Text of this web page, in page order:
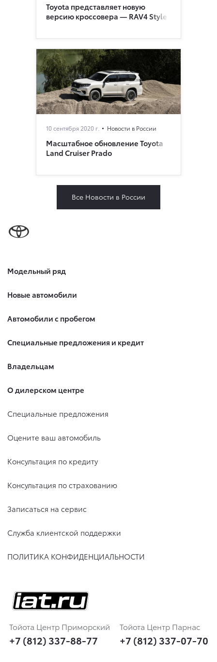
Toyota представляет новую
версию кроссовера — RAV4 Style
10 сентября 2020 г. Новости в России
Масштабное обновление Toyota
Land Cruiser Prado
Все Новости в России
Модельный ряд
Новые автомобили
Автомобили с пробегом
Специальные предложения и кредит
Владельцам
О дилерском центре
Специальные предложения
Оцените ваш автомобиль
Консультация по кредиту
Консультация по страхованию
Записаться на сервис
Служба клиентской поддержки
ПОЛИТИКА КОНФИДЕНЦИАЛЬНОСТИ
Тойота Центр Приморский
+7 (812) 337-88-77
Тойота Центр Парнас
+7 (812) 337-07-70